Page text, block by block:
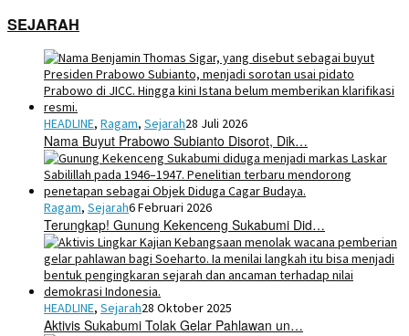
SEJARAH
HEADLINE, Ragam, Sejarah28 Juli 2026
Nama Buyut Prabowo Subianto Disorot, Dik…
Ragam, Sejarah6 Februari 2026
Terungkap! Gunung Kekenceng Sukabumi Did…
HEADLINE, Sejarah28 Oktober 2025
Aktivis Sukabumi Tolak Gelar Pahlawan un…